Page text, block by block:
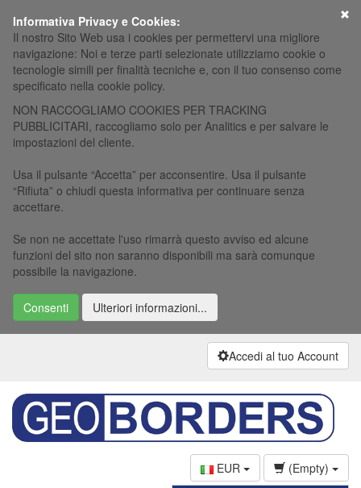
Informativa Privacy e Cookies:
Il nostro Sito Web usa i cookies per permettervi una migliore
navigazione: Noi e terze parti selezionate utilizziamo cookie o
tecnologie simili per finalità tecniche e, con il tuo consenso come
specificato nella cookie policy.
NON RACCOGLIAMO COOKIES PER TRACKING
PUBBLICITARI, raccogliamo solo per Analitics e per salvare le
impostazioni del cliente.
Usa il pulsante “Accetta” per acconsentire. Usa il pulsante
“Rifiuta” o chiudi questa informativa per continuare senza
accettare.
Se non ne accettate l'uso rimarrà questo avviso ed alcune
funzioni del sito non saranno disponibili ma sarà comunque
possibile la navigazione.
Consenti Ulteriori informazioni...
×
Accedi al tuo Account
EUR
(Empty)